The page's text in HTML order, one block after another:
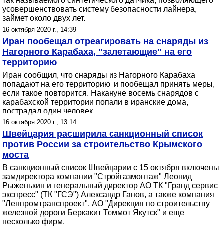
усовершенствовать систему безопасности лайнера,
займет около двух лет.
16 октября 2020 г., 14:39
Иран пообещал отреагировать на снаряды из
Нагорного Карабаха, "залетающие" на его
территорию
Иран сообщил, что снаряды из Нагорного Карабаха
попадают на его территорию, и пообещал принять меры,
если такое повторится. Накануне восемь снарядов с
карабахской территории попали в иранские дома,
пострадал один человек.
16 октября 2020 г., 13:14
Швейцария расширила санкционный список
против России за строительство Крымского
моста
В санкционный список Швейцарии с 15 октября включены
замдиректора компании "Стройгазмонтаж" Леонид
Рыженькин и генеральный директор АО ТК "Гранд сервис
экспресс" (ТК "ГСЭ") Александр Ганов, а также компания
"Ленпромтранспроект", АО "Дирекция по строительству
железной дороги Беркакит Томмот Якутск" и еще
несколько фирм.